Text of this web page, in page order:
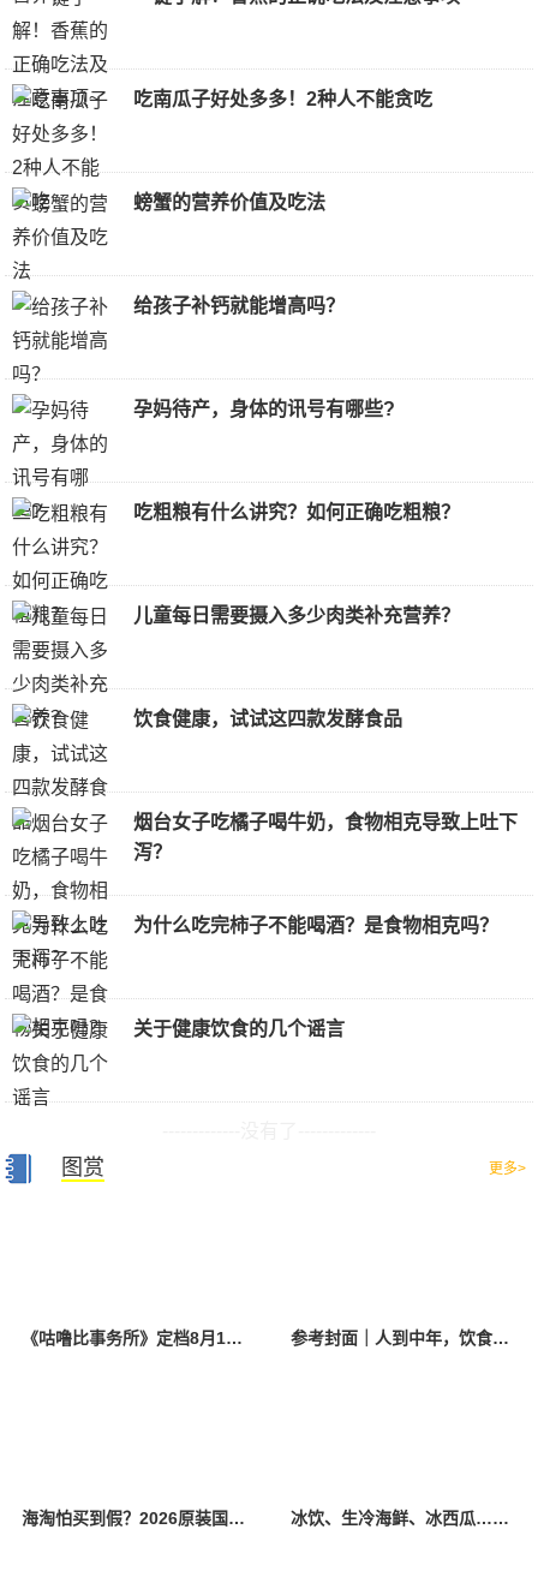
吃南瓜子好处多多！2种人不能贪吃
螃蟹的营养价值及吃法
给孩子补钙就能增高吗？
孕妈待产，身体的讯号有哪些?
吃粗粮有什么讲究？如何正确吃粗粮？
儿童每日需要摄入多少肉类补充营养？
饮食健康，试试这四款发酵食品
烟台女子吃橘子喝牛奶，食物相克导致上吐下
泻？
为什么吃完柿子不能喝酒？是食物相克吗？
关于健康饮食的几个谣言
图赏 更多>
《咕噜比事务所》定档8月10日 聚焦儿童情绪教育助力健康成长 参考封面｜人到中年，饮食该如何调整？
海淘怕买到假？2026原装国产羊奶粉靠谱的正规品牌有哪些？ 冰饮、生冷海鲜、冰西瓜……泉州人夏季“标配”饮食极易引发胃肠炎